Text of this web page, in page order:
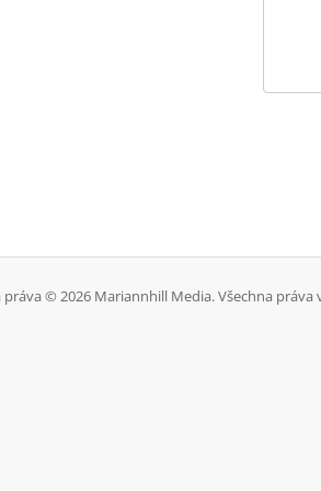
© 2026 Mariannhill Media. Všechna práva